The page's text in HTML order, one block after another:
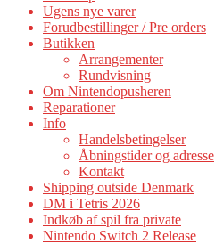
Ugens nye varer
Forudbestillinger / Pre orders
Butikken
Arrangementer
Rundvisning
Om Nintendopusheren
Reparationer
Info
Handelsbetingelser
Åbningstider og adresse
Kontakt
Shipping outside Denmark
DM i Tetris 2026
Indkøb af spil fra private
Nintendo Switch 2 Release